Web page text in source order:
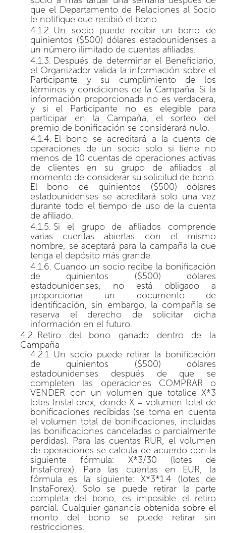
que el Departamento de Relaciones al Socio
le notifique que recibió el bono.
Un socio puede recibir un bono de
quinientos ($500) dólares estadounidenses a
un número ilimitado de cuentas afiliadas.
Después de determinar el Beneficiario,
el Organizador valida la información sobre el
Participante y su cumplimiento de los
términos y condiciones de la Campaña. Si la
información proporcionada no es verdadera,
y si el Participante no es elegible para
participar en la Campaña, el sorteo del
premio de bonificación se considerará nulo.
El bono se acreditará a la cuenta de
operaciones de un socio solo si tiene no
menos de 10 cuentas de operaciones activas
de clientes en su grupo de afiliados al
momento de considerar su solicitud de bono.
El bono de quinientos ($500) dólares
estadounidenses se acreditará solo una vez
durante todo el tiempo de uso de la cuenta
de afiliado.
Si el grupo de afiliados comprende
varias cuentas abiertas con el mismo
nombre, se aceptará para la campaña la que
tenga el depósito más grande.
Cuando un socio recibe la bonificación
de quinientos ($500) dólares
estadounidenses, no está obligado a
proporcionar un documento de
identificación, sin embargo, la compañía se
reserva el derecho de solicitar dicha
información en el futuro.
Retiro del bono ganado dentro de la
Campaña
Un socio puede retirar la bonificación
de quinientos ($500) dólares
estadounidenses después de que se
completen las operaciones COMPRAR o
VENDER con un volumen que totalice X*3
lotes InstaForex, donde X = volumen total de
bonificaciones recibidas (se toma en cuenta
el volumen total de bonificaciones, incluidas
las bonificaciones canceladas o parcialmente
perdidas). Para las cuentas RUR, el volumen
de operaciones se calcula de acuerdo con la
siguiente fórmula: X*3/30 (lotes de
InstaForex). Para las cuentas en EUR, la
fórmula es la siguiente: X*3*1.4 (lotes de
InstaForex). Solo se puede retirar la parte
completa del bono, es imposible el retiro
parcial. Cualquier ganancia obtenida sobre el
monto del bono se puede retirar sin
restricciones.